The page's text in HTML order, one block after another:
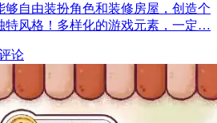
自由装扮角色和装修房屋，创造个
特风格！多样化的游戏元素，一定…
论